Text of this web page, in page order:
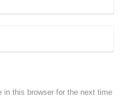
in this browser for the next time